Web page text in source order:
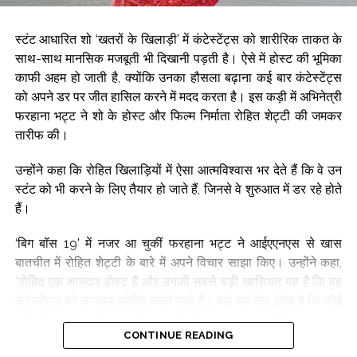
अभिनेत्री ने प्रदीप रावत के अभिनय की भी जमकर सराहना की। उन्होंने
कहा, ”प्रदीप दादा एक असाधारण अभिनेता थे। चाहे उन्हें खलनायक का
किरदार मिला हो या किसी गंभीर भूमिका, उन्होंने हर बार अपने अभिनय से
दर्शकों पर गहरी छाप छोड़ी। उनकी पर्दे पर मौजूदगी इतनी प्रभावशाली होती
थी कि उनका हर किरदार यादगार बन जाता था।”
काम के प्रति कभी लापरवाही नहीं दिखाई। उन्होंने शूटिंग जारी रखी और
अपने काम को पूरी ईमानदारी से निभाया। मैंने हमेशा उनकी हिम्मत और
समर्पण की सराहना की है। वह वास्तव में बेहद साहसी इंसान थे। उनका
जीवन और उनका संघर्ष हमेशा प्रेरणा देता रहेगा।”
Post Views: 65,476
स्टंट आधारित शो ‘खतरों के खिलाड़ी’ में कंटेस्टेंट्स को शारीरिक ताकत के
साथ-साथ मानसिक मजबूती भी दिखानी पड़ती है। ऐसे में होस्ट की भूमिका
काफी अहम हो जाती है, क्योंकि उनका हौसला बढ़ाना कई बार कंटेस्टेंट्स
को अपने डर पर जीत हासिल करने में मदद करता है। इस कड़ी में अभिनेत्री
फरहाना भट्ट ने शो के होस्ट और फिल्म निर्माता रोहित शेट्टी की जमकर
तारीफ की।
उन्होंने कहा कि रोहित खिलाड़ियों में ऐसा आत्मविश्वास भर देते हैं कि वे उन
स्टंट को भी करने के लिए तैयार हो जाते हैं, जिनसे वे शुरुआत में डर रहे होते
हैं।
‘बिग बॉस 19’ में नजर आ चुकीं फरहाना भट्ट ने आईएएनएस से खास
बातचीत में रोहित शेट्टी के बारे में अपने विचार साझा किए। उन्होंने कहा,
”रोहित एक शानदार होस्ट हैं और उनकी सबसे बड़ी खासियत यह है कि वह
स्टंट देखकर आपको डर लगने लगता है और आपको लगता है कि शायद आप
उसे नहीं कर पाएंगे। लेकिन अगर उसी समय रोहित शेट्टी आपके पास खड़े
CONTINUE READING